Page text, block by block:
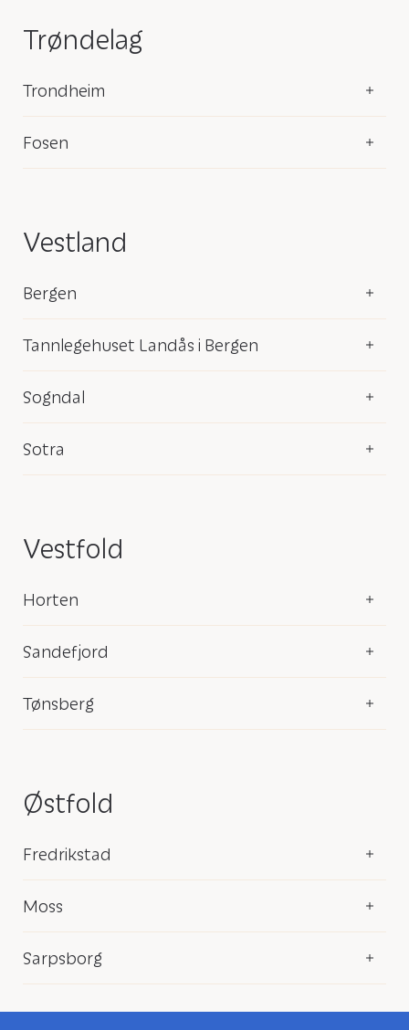
Trøndelag
Trondheim
Fosen
Vestland
Bergen
Tannlegehuset Landås i Bergen
Sogndal
Sotra
Vestfold
Horten
Sandefjord
Tønsberg
Østfold
Fredrikstad
Moss
Sarpsborg